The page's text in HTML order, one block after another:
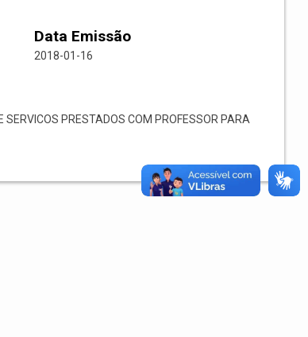
Data Emissão
2018-01-16
PRESTADOS COM PROFESSOR PARA